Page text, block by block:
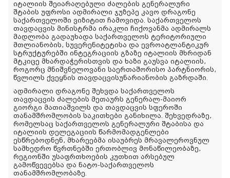
იტალიის შეიარაღებული ძალების გენერალური
შტაბის უფროსი ადმირალი ჯუზეპე კავო დრაგონე
საქართველოში ვიზიტით ჩამოვიდა. საქართველოს
თავდაცვის მინისტრმა ირაკლი ჩიქოვანმა ადმირალს
მადლობა გადაუხადა საქართველოს ტერიტორიული
მთლიანობის, სუვერენიტეტისა და ევროატლანტიკურ
სტრუქტურებში ინტეგრაციის გზაზე იტალიის მხრიდან
მტკიცე მხარდაჭერისთვის და ხაზი გაუსვა იტალიის,
როგორც მნიშვნელოვანი საერთაშორისო პარტნიორის,
წვლილს ქვეყნის თავდაცვისუნარიანობის გაზრდაში.
ადმირალი დრაგონე შეხვდა საქართველოს
თავდაცვის ძალების მეთაურს გენერალ-მაიორ
გიორგი მათიაშვილს და თავდაცვის სფეროში
თანამშრომლობის საკითხები განიხილა. შეხვედრაზე,
რომელსაც საქართველოს გენერალური შტაბისა და
იტალიის დელეგაციის წარმომადგენლები
ესწრებოდნენ, მხარეებმა ისაუბრეს მრავალეროვნულ
სამხედრო წვრთნებში ერთობლივ მონაწილეობაზე,
რეგიონში უსაფრთხოების კუთხით არსებულ
გამოწვევებსა და ნატო-საქართველოს
თანამშრომლობაზე.